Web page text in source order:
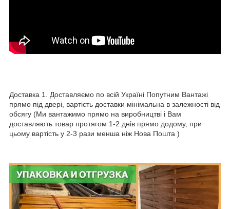
Доставка 1. Доставляємо по всій Україні Попутним Вантажі
прямо під двері, вартість доставки мінімальна в залежності від
обсягу (Ми вантажимо прямо на виробництві і Вам
доставляють товар протягом 1-2 днів прямо додому, при
цьому вартість у 2-3 рази менша ніж Нова Пошта )